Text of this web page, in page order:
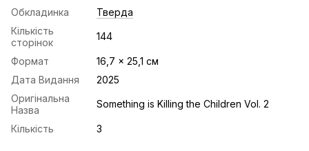
Обкладинка
Тверда
Кількість
сторінок
144
Формат
16,7 x 25,1 см
Дата Видання
2025
Оригінальна
Назва
Something is Killing the Children Vol. 2
Кількість 3